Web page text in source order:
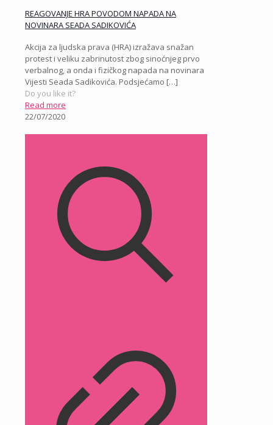
REAGOVANJE HRA POVODOM NAPADA NA
NOVINARA SEADA SADIKOVIĆA
Akcija za ljudska prava (HRA) izražava snažan
protest i veliku zabrinutost zbog sinoćnjeg prvo
verbalnog, a onda i fizičkog napada na novinara
Vijesti Seada Sadikovića. Podsjećamo […]
Do you like it?
Read more
22/07/2020